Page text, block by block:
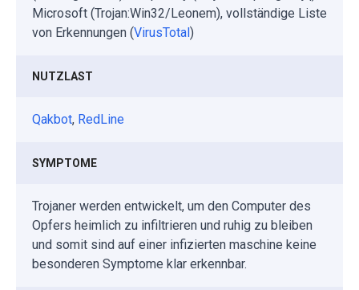
Microsoft (Trojan:Win32/Leonem), vollständige Liste
von Erkennungen (VirusTotal)
NUTZLAST
Qakbot, RedLine
SYMPTOME
Trojaner werden entwickelt, um den Computer des
Opfers heimlich zu infiltrieren und ruhig zu bleiben
und somit sind auf einer infizierten maschine keine
besonderen Symptome klar erkennbar.